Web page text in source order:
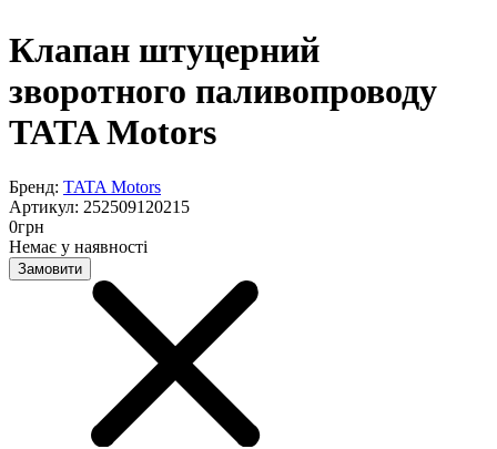
Клапан штуцерний
зворотного паливопроводу
TATA Motors
Бренд: TATA Motors
Артикул: 252509120215
0грн
Немає у наявності
Замовити